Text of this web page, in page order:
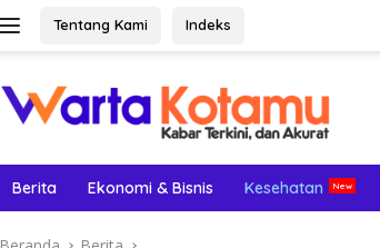
Tentang Kami Indeks
Berita Ekonomi & Bisnis Kesehatan